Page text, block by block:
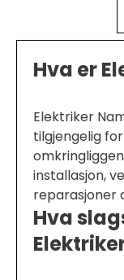
Hva er
Elektriker
tilgjengelig
installasjon,
reparasjoner
Hva